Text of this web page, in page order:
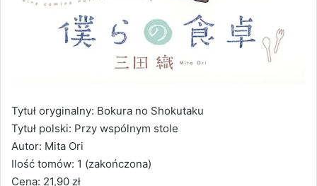
Tytuł oryginalny: Bokura no Shokutaku
Tytuł polski: Przy wspólnym stole
Autor: Mita Ori
Ilość tomów: 1 (zakończona)
Cena: 21,90 zł